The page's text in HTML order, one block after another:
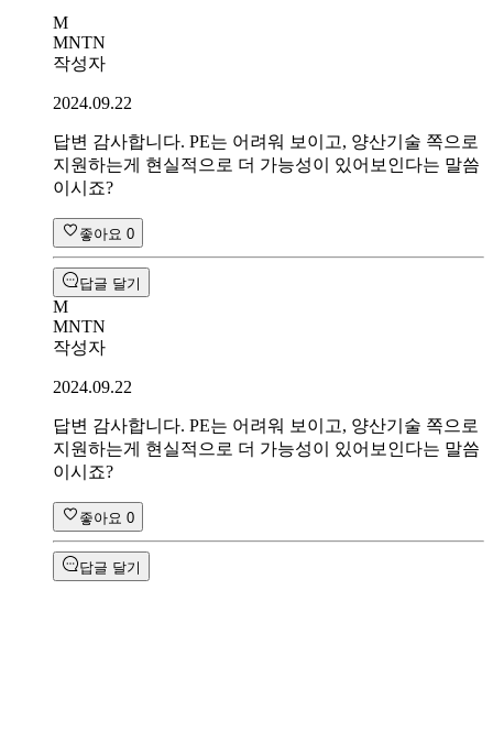
M
MNTN
작성자
2024.09.22
답변 감사합니다. PE는 어려워 보이고, 양산기술 쪽으로
지원하는게 현실적으로 더 가능성이 있어보인다는 말씀
이시죠?
좋아요 0
답글 달기
M
MNTN
작성자
2024.09.22
답변 감사합니다. PE는 어려워 보이고, 양산기술 쪽으로
지원하는게 현실적으로 더 가능성이 있어보인다는 말씀
이시죠?
좋아요 0
답글 달기